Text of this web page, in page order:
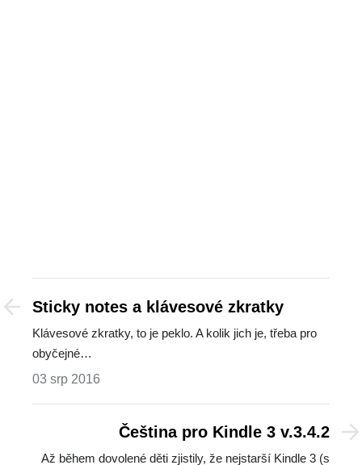
Sticky notes a klávesové zkratky
Klávesové zkratky, to je peklo. A kolik jich je, třeba pro
obyčejné…
03 srp 2016
Čeština pro Kindle 3 v.3.4.2
Až během dovolené děti zjistily, že nejstarší Kindle 3 (s